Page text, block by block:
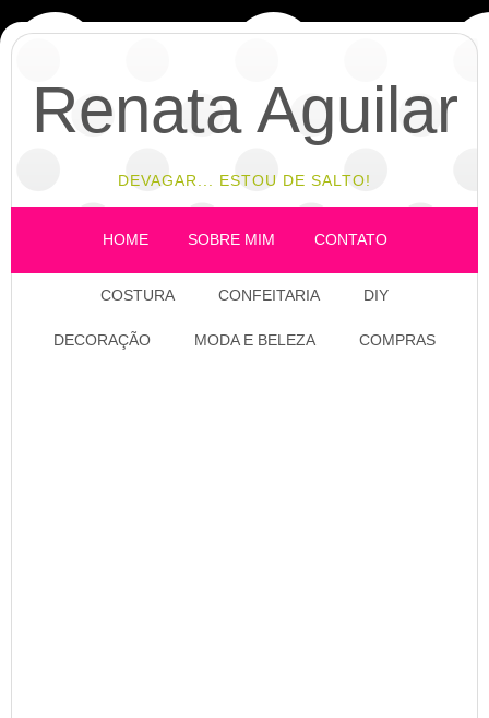
Renata Aguilar
DEVAGAR... ESTOU DE SALTO!
HOME SOBRE MIM CONTATO
COSTURA CONFEITARIA DIY
DECORAÇÃO MODA E BELEZA COMPRAS